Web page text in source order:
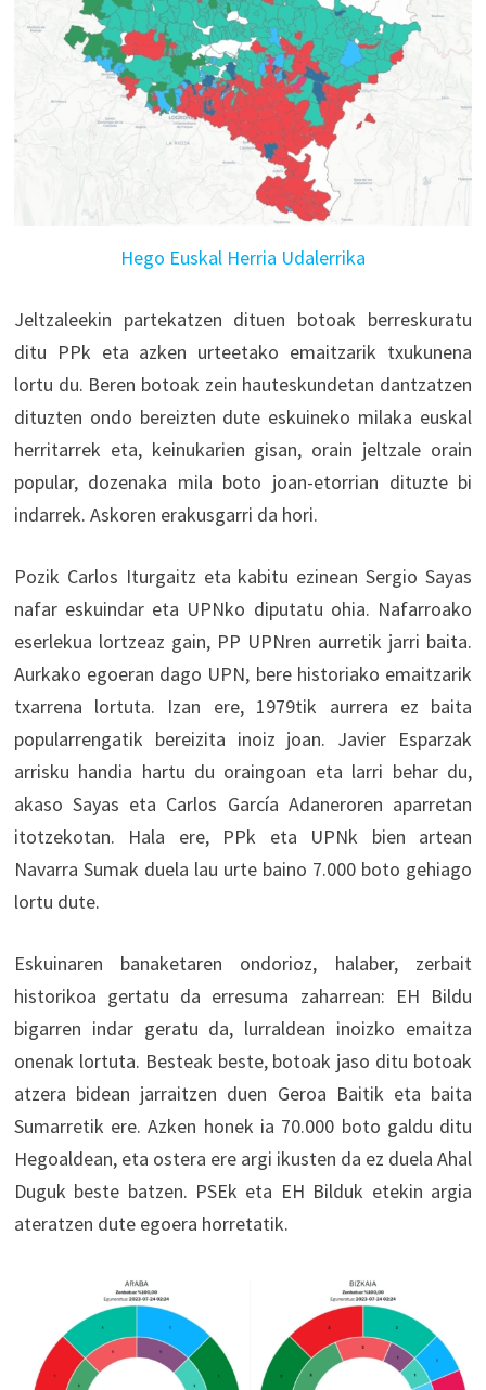
Hego Euskal Herria Udalerrika
Jeltzaleekin partekatzen dituen botoak berreskuratu
ditu PPk eta azken urteetako emaitzarik txukunena
lortu du. Beren botoak zein hauteskundetan dantzatzen
dituzten ondo bereizten dute eskuineko milaka euskal
herritarrek eta, keinukarien gisan, orain jeltzale orain
popular, dozenaka mila boto joan-etorrian dituzte bi
indarrek. Askoren erakusgarri da hori.
Pozik Carlos Iturgaitz eta kabitu ezinean Sergio Sayas
nafar eskuindar eta UPNko diputatu ohia. Nafarroako
eserlekua lortzeaz gain, PP UPNren aurretik jarri baita.
Aurkako egoeran dago UPN, bere historiako emaitzarik
txarrena lortuta. Izan ere, 1979tik aurrera ez baita
popularrengatik bereizita inoiz joan. Javier Esparzak
arrisku handia hartu du oraingoan eta larri behar du,
akaso Sayas eta Carlos García Adaneroren aparretan
itotzekotan. Hala ere, PPk eta UPNk bien artean
Navarra Sumak duela lau urte baino 7.000 boto gehiago
lortu dute.
Eskuinaren banaketaren ondorioz, halaber, zerbait
historikoa gertatu da erresuma zaharrean: EH Bildu
bigarren indar geratu da, lurraldean inoizko emaitza
onenak lortuta. Besteak beste, botoak jaso ditu botoak
atzera bidean jarraitzen duen Geroa Baitik eta baita
Sumarretik ere. Azken honek ia 70.000 boto galdu ditu
Hegoaldean, eta ostera ere argi ikusten da ez duela Ahal
Duguk beste batzen. PSEk eta EH Bilduk etekin argia
ateratzen dute egoera horretatik.